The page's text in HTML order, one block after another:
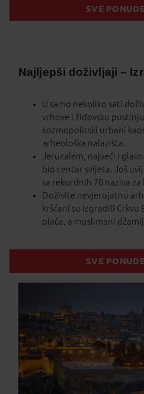
SVE
Najljepši doživljaji –
U samo nekoliko sati
vrhove i židovsku
kozmopolitski urbani
arheološka nalazišta.
Jeruzalem, najveći i
bio centar svijeta. Još
sa rekordnih 70 naziva za
Doživite nevjerojatnu
kršćani su izgradili Crkvu
plača, a muslimani
SVE